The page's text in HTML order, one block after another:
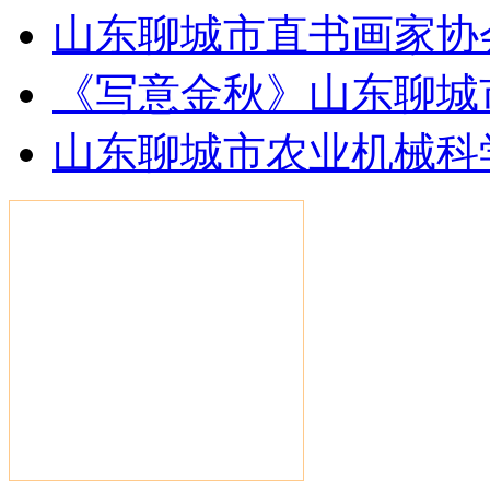
山东聊城市直书画家
《写意金秋》山东聊
山东聊城市农业机械